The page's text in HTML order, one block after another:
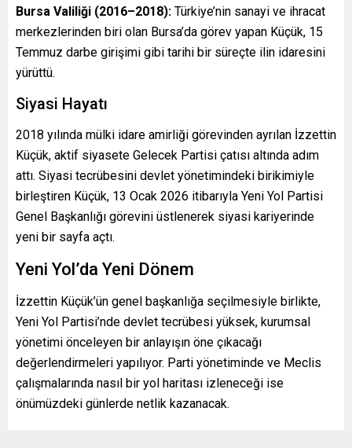
Bursa Valiliği (2016–2018): Türkiye’nin sanayi ve ihracat
merkezlerinden biri olan Bursa’da görev yapan Küçük, 15
Temmuz darbe girişimi gibi tarihi bir süreçte ilin idaresini
yürüttü.
Siyasi Hayatı
2018 yılında mülki idare amirliği görevinden ayrılan İzzettin
Küçük, aktif siyasete Gelecek Partisi çatısı altında adım
attı. Siyasi tecrübesini devlet yönetimindeki birikimiyle
birleştiren Küçük, 13 Ocak 2026 itibarıyla Yeni Yol Partisi
Genel Başkanlığı görevini üstlenerek siyasi kariyerinde
yeni bir sayfa açtı.
Yeni Yol’da Yeni Dönem
İzzettin Küçük’ün genel başkanlığa seçilmesiyle birlikte,
Yeni Yol Partisi’nde devlet tecrübesi yüksek, kurumsal
yönetimi önceleyen bir anlayışın öne çıkacağı
değerlendirmeleri yapılıyor. Parti yönetiminde ve Meclis
çalışmalarında nasıl bir yol haritası izleneceği ise
önümüzdeki günlerde netlik kazanacak.